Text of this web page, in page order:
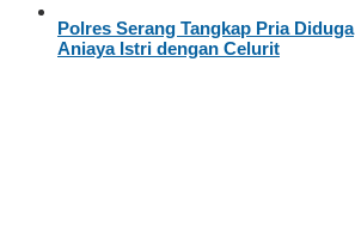
Polres Serang Tangkap Pria Diduga
Aniaya Istri dengan Celurit